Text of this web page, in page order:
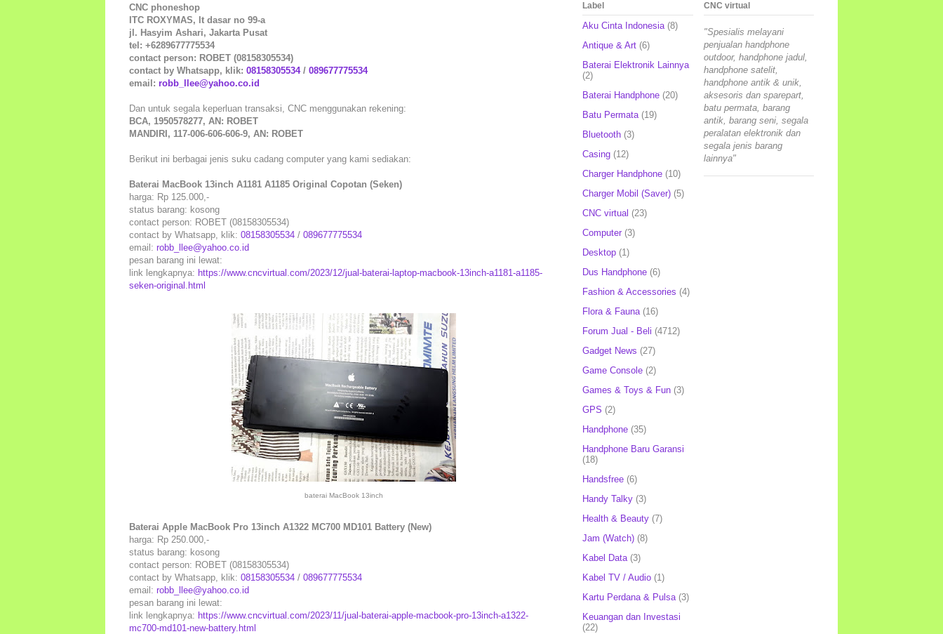
CNC phoneshop
ITC ROXYMAS, lt dasar no 99-a
jl. Hasyim Ashari, Jakarta Pusat
tel: +6289677775534
contact person: ROBET (08158305534)
contact by Whatsapp, klik: 08158305534/ 089677775534
email: robb_llee@yahoo.co.id
Dan untuk segala keperluan transaksi, CNC menggunakan rekening:
BCA, 1950578277, AN: ROBET
MANDIRI, 117-006-606-606-9, AN: ROBET
Berikut ini berbagai jenis suku cadang computer yang kami sediakan:
Baterai MacBook 13inch A1181 A1185 Original Copotan (Seken)
harga: Rp 125.000,-
status barang: kosong
contact person: ROBET (08158305534)
contact by Whatsapp, klik: 08158305534 / 089677775534
email: robb_llee@yahoo.co.id
pesan barang ini lewat:
link lengkapnya: https://www.cncvirtual.com/2023/12/jual-baterai-laptop-macbook-13inch-a1181-a1185-
seken-original.html
baterai MacBook 13inch
Baterai Apple MacBook Pro 13inch A1322 MC700 MD101 Battery (New)
harga: Rp 250.000,-
status barang: kosong
contact person: ROBET (08158305534)
contact by Whatsapp, klik: 08158305534 / 089677775534
email: robb_llee@yahoo.co.id
pesan barang ini lewat:
link lengkapnya: https://www.cncvirtual.com/2023/11/jual-baterai-apple-macbook-pro-13inch-a1322-
mc700-md101-new-battery.html
Label
Aku Cinta Indonesia (8)
Antique & Art (6)
Baterai Elektronik Lainnya
(2)
Baterai Handphone (20)
Batu Permata (19)
Bluetooth (3)
Casing (12)
Charger Handphone (10)
Charger Mobil (Saver) (5)
CNC virtual (23)
Computer (3)
Desktop (1)
Dus Handphone (6)
Fashion & Accessories (4)
Flora & Fauna (16)
Forum Jual - Beli (4712)
Gadget News (27)
Game Console (2)
Games & Toys & Fun (3)
GPS (2)
Handphone (35)
Handphone Baru Garansi
(18)
Handsfree (6)
Handy Talky (3)
Health & Beauty (7)
Jam (Watch) (8)
Kabel Data (3)
Kabel TV / Audio (1)
Kartu Perdana & Pulsa (3)
Keuangan dan Investasi
(22)
CNC virtual
"Spesialis melayani
penjualan handphone
outdoor, handphone jadul,
handphone satelit,
handphone antik & unik,
aksesoris dan sparepart,
batu permata, barang
antik, barang seni, segala
peralatan elektronik dan
segala jenis barang
lainnya"